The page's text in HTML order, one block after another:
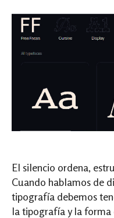
El silencio ordena,
Cuando hablamos de
tipografía debemos
la tipografía y la forma